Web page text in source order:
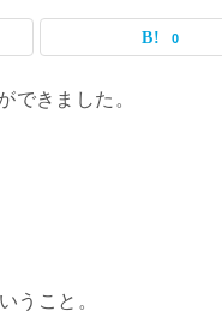
0
できました。
うこと。